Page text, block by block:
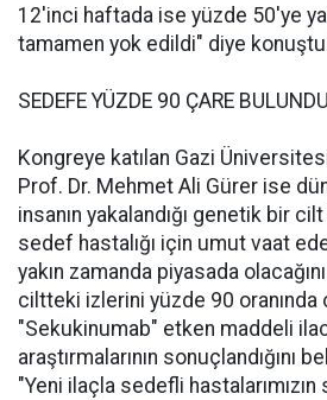
12'inci haftada ise yüzde 50'ye
tamamen yok edildi" diye
SEDEFE YÜZDE 90 ÇARE BULUNDU
Kongreye katılan Gazi
Prof. Dr. Mehmet Ali Gürer ise
insanın yakalandığı genetik bir cilt
sedef hastalığı için umut vaat
yakın zamanda piyasada
ciltteki izlerini yüzde 90 oranında
"Sekukinumab" etken maddeli
araştırmalarının sonuçlandığını
"Yeni ilaçla sedefli